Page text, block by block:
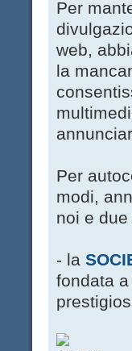
Per
web,
la
Per
modi,
noi e
- la
fondata